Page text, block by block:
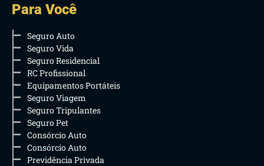
Para Você
Seguro Auto
Seguro Vida
Seguro Residencial
RC Profissional
Equipamentos Portáteis
Seguro Viagem
Seguro Tripulantes
Seguro Pet
Consórcio Auto
Consórcio Auto
Previdência Privada